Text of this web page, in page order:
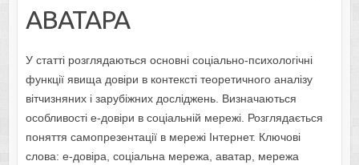
АВАТАРА
У статті розглядаються основні соціально-психологічні
функції явища довіри в контексті теоретичного аналізу
вітчизняних і зарубіжних досліджень. Визначаються
особливості е-довіри в соціальній мережі. Розглядається
поняття самопрезентації в мережі Інтернет. Ключові
слова: е-довіра, соціальна мережа, аватар, мережа